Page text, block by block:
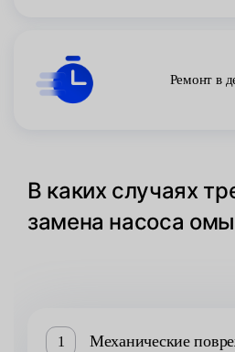
Ремонт в
В каких случаях
замена насоса
1 Механические